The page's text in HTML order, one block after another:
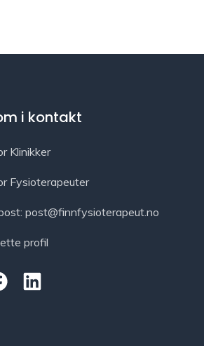
i kontakt
Klinikker
Fysioterapeuter
post@finnfysioterapeut.no
profil